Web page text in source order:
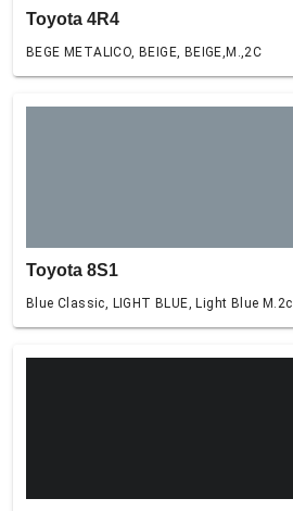
Toyota 4R4
BEGE METALICO, BEIGE, BEIGE,M.,2C
Toyota 8S1
Blue Classic, LIGHT BLUE, Light Blue M.2c